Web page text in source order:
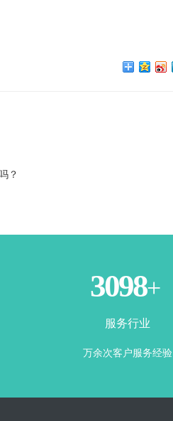
？
3500+
服务行业
万余次客户服务经验